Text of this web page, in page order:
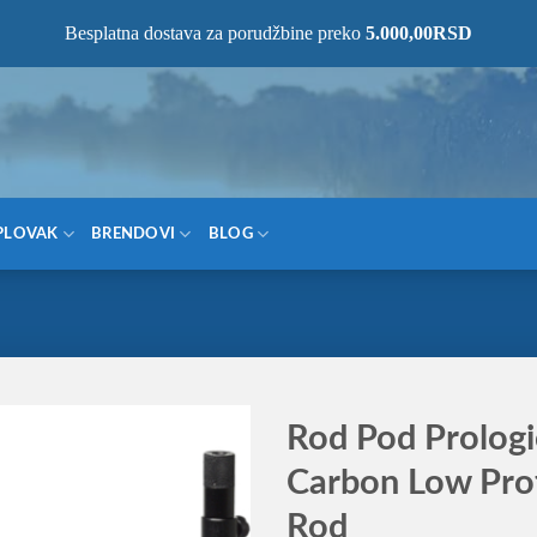
BRENDOVI BLOG
Rod Pod
Carbon Low
Rod
Besplatna dostava za porudžbine preko 5.000,00RSD